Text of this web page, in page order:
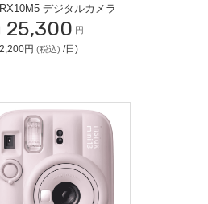
デジタルカメラ
25,300 円
円 (税込) /日)